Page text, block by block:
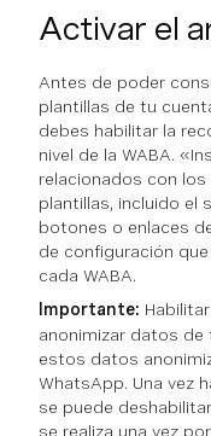
Activar el
Antes de poder
plantillas de tu
debes habilitar la
nivel de la WABA.
relacionados con
plantillas, incluido el
botones o enlaces
de configuración
cada WABA.
Importante:
anonimizar datos de
estos datos
WhatsApp. Una vez
se puede
se realiza una vez